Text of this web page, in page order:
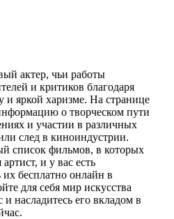
актер, чьи работы
и критиков благодаря
и яркой харизме. На странице
о творческом пути
и участии в различных
след в киноиндустрии.
список фильмов, в которых
и у вас есть
бесплатно онлайн в
для себя мир искусства
насладитесь его вкладом в